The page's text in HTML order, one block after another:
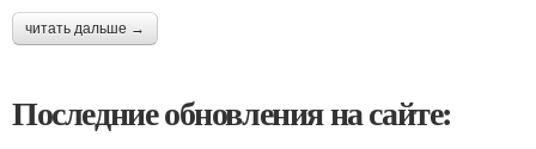
читать дальше →
Последние обновления на сайте: